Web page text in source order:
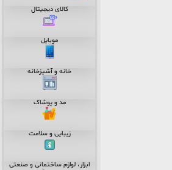
کالای دیجیتال
موبایل
خانه و آشپزخانه
مد و پوشاک
زیبایی و سلامت
ابزار، لوازم ساختمانی و صنعتی